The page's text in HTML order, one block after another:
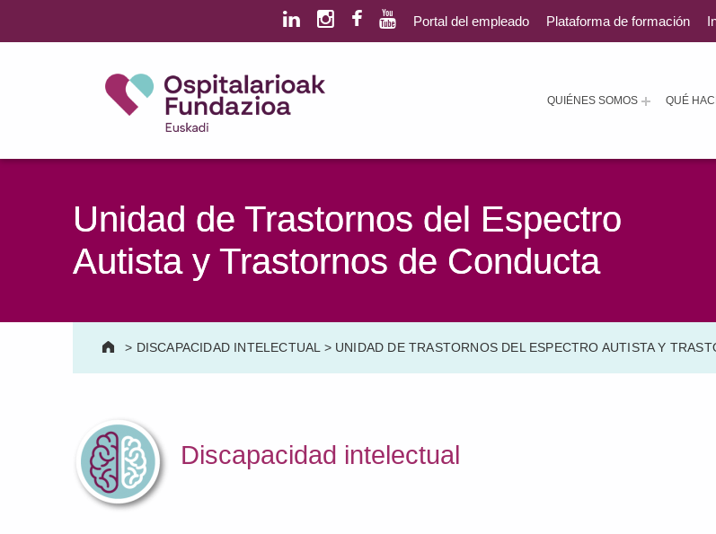
QUIÉNES SOMOS QUÉ
Portal del empleado Plataforma de formación
Unidad de Trastornos del Espectro
Autista y Trastornos de Conducta
> DISCAPACIDAD INTELECTUAL > UNIDAD DE TRASTORNOS DEL ESPECTRO AUTISTA Y
Discapacidad intelectual